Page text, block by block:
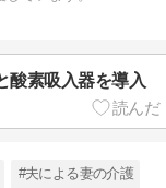
酸素吸入器を導入
#夫による妻の介護